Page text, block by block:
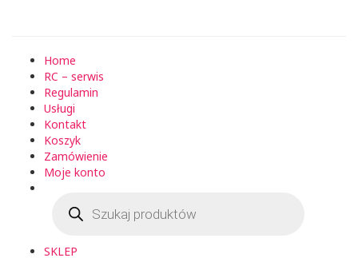
Home
RC – serwis
Regulamin
Usługi
Kontakt
Koszyk
Zamówienie
Moje konto
produktów
SKLEP